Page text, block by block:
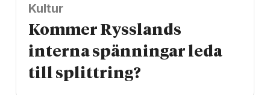
Kultur
Kommer Rysslands
interna spänningar leda
till splittring?